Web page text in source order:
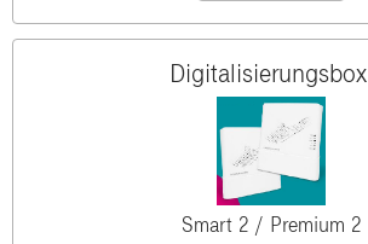
Digitalisierungsbox
Smart 2 / Premium 2